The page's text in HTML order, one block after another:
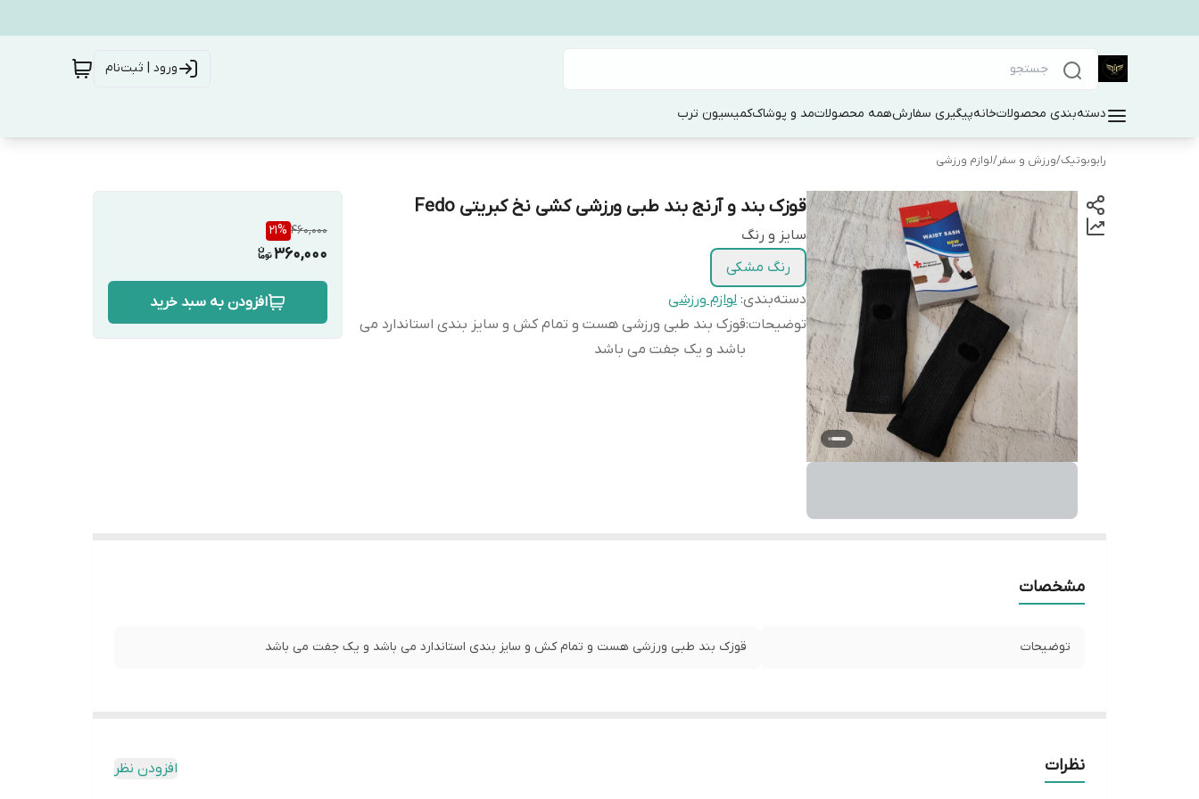
ورود | ثبت‌نام
دسته‌بندی محصولاتخانهپیگیری سفارشهمه محصولاتمد و پوشاککمیسیون ترب
رابوبوتیک/ورزش و سفر/لوازم ورزشی
قوزک بند و آرنج بند طبی ورزشی کشی نخ کبریتی Fedo
سایز و رنگ
رنگ مشکی
دسته‌بندی: لوازم ورزشی
توضیحات:قوزک بند طبی ورزشی هست و تمام کش و سایز بندی استاندارد می
باشد و یک جفت می باشد
460,000
21%
360,000
افزودن به سبد خرید
مشخصات
توضیحات قوزک بند طبی ورزشی هست و تمام کش و سایز بندی استاندارد می باشد و یک جفت می باشد
نظرات افزودن نظر